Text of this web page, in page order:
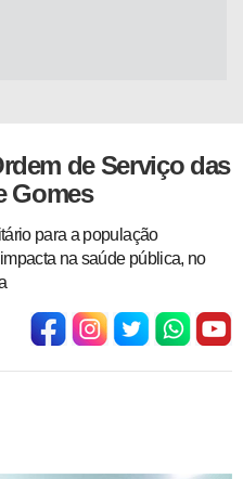
de Serviço das
Gomes
para a população
na saúde pública, no